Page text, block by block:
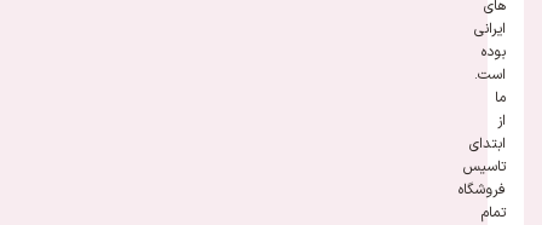
های
ایرانی
بوده
است.
ما
از
ابتدای
تاسیس
فروشگاه
تمام